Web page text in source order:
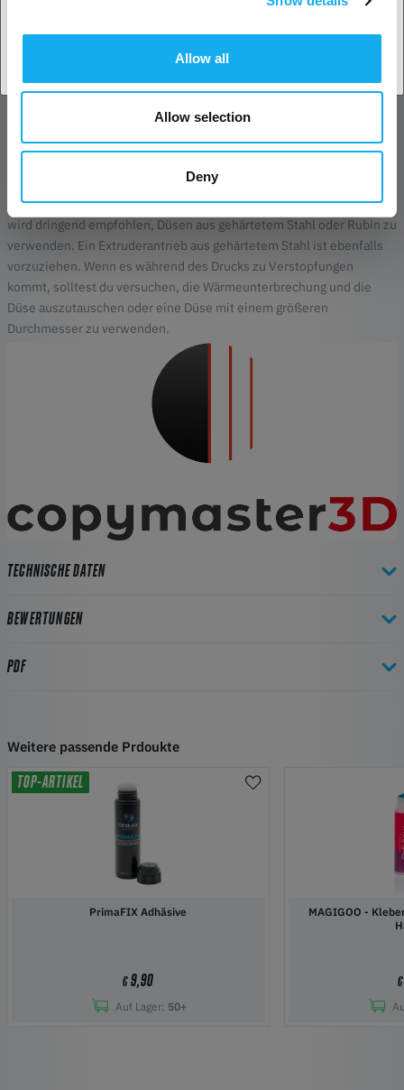
Allow all
Allow selection
Deny
Größe: 192 x 59 mm
Durchmesser der Zentralspindel: 54 mm
Filament-Halteöffnungen: 8 (4 Paare)
Filament-Fenster/Skala: Ja
Bitte beachte:
Glow-in-the-dark-Filament ist sehr abrasiv und kann zu erheblichem
Verschleiß an Düsen und Filamentzuführungssystemen führen. Es
wird dringend empfohlen, Düsen aus gehärtetem Stahl oder Rubin zu
verwenden. Ein Extruderantrieb aus gehärtetem Stahl ist ebenfalls
vorzuziehen. Wenn es während des Drucks zu Verstopfungen
kommt, solltest du versuchen, die Wärmeunterbrechung und die
Düse auszutauschen oder eine Düse mit einem größeren
Durchmesser zu verwenden.
TECHNISCHE DATEN
BEWERTUNGEN
PDF
Weitere passende Prdoukte
TOP-ARTIKEL
PrimaFIX Adhäsive
€9,90
Auf Lager: 50+
MAGIGOO -
€